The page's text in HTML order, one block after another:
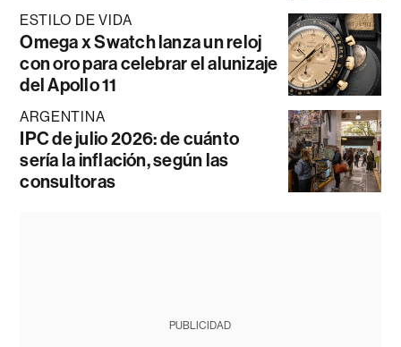
ESTILO DE VIDA
Omega x Swatch lanza un reloj
con oro para celebrar el alunizaje
del Apollo 11
ARGENTINA
IPC de julio 2026: de cuánto
sería la inflación, según las
consultoras
PUBLICIDAD